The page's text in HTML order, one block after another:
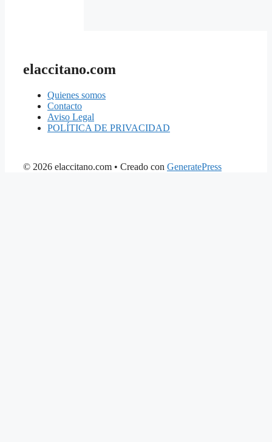
elaccitano.com
Quienes somos
Contacto
Aviso Legal
POLÍTICA DE PRIVACIDAD
© 2026 elaccitano.com • Creado con GeneratePress